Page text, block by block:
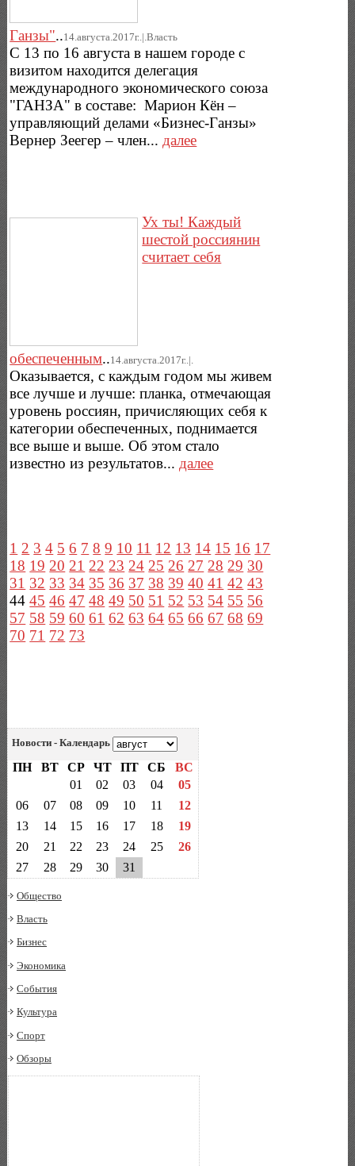
Ганзы"..14.августа.2017г..|.Власть
С 13 по 16 августа в нашем городе с
визитом находится делегация
международного экономического союза
"ГАНЗА" в составе: Марион Кён –
управляющий делами «Бизнес-Ганзы»
Вернер Зеегер – член... далее
Ух ты! Каждый
шестой россиянин
считает себя
обеспеченным..14.августа.2017г..|.
Оказывается, с каждым годом мы живем
все лучше и лучше: планка, отмечающая
уровень россиян, причисляющих себя к
категории обеспеченных, поднимается
все выше и выше. Об этом стало
известно из результатов...далее
1 2 3 4 5 6 7 8 9 10 11 12 13 14 15 16 17
18 19 20 21 22 23 24 25 26 27 28 29 30
31 32 33 34 35 36 37 38 39 40 41 42 43
44 45 46 47 48 49 50 51 52 53 54 55 56
57 58 59 60 61 62 63 64 65 66 67 68 69
70 71 72 73
Новости - Календарь
ПН ВТ СР ЧТ ПТ СБ
ВС
01
02 03 04
05
06
07 08 09 10 11
12
13
14 15 16 17 18
19
20
21 22 23 24 25
26
27
28 29 30 31
Общество
Власть
Бизнес
Экономика
События
Культура
Спорт
Обзоры